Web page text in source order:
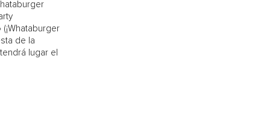
(¡Whataburger
de la
lugar el